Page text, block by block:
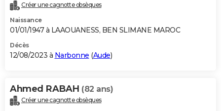
Créer une cagnotte obsèques
Naissance
01/01/1947 à LAAOUANESS, BEN SLIMANE MAROC
Décès
12/08/2023 à Narbonne (Aude)
Ahmed RABAH (82 ans)
Créer une cagnotte obsèques